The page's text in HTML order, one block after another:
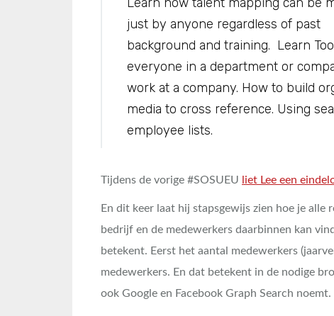
just by anyone regardless of past
background and training. Learn
everyone in a department or
work at a company. How to build
media to cross reference. Using
employee lists.
Tijdens de vorige #SOSUEU liet Lee een
En dit keer laat hij stapsgewijs zien hoe je alle
bedrijf en de medewerkers daarbinnen kan
betekent. Eerst het aantal medewerkers
medewerkers. En dat betekent in de nodige
ook Google en Facebook Graph Search noemt.